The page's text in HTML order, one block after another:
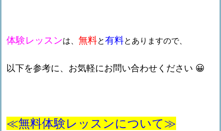
体験レッスンは、 無料と有料とありますので、
以下を参考に、お気軽にお問い合わせください 😀
≪無料体験レッスンについて≫